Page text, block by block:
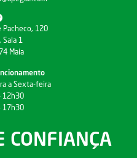
Pacheco, 120
Sala 1
Maia
a Sexta-feira
12h30
17h30
CONFIANÇA